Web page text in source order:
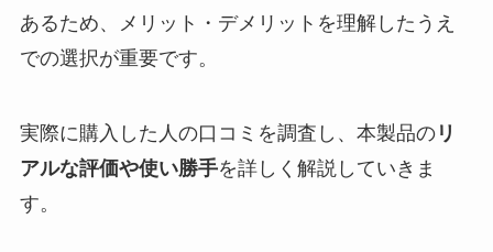
あるため、メリット・デメリットを理解したうえ
での選択が重要です。
実際に購入した人の口コミを調査し、本製品のリ
アルな評価や使い勝手を詳しく解説していきま
す。